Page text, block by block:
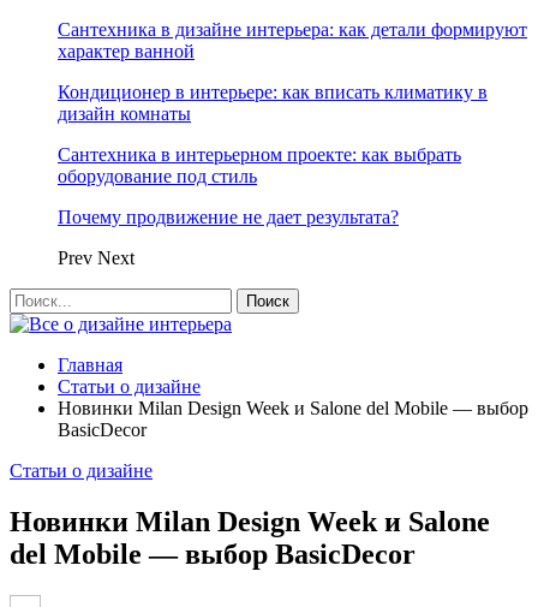
Сантехника в дизайне интерьера: как детали формируют
характер ванной
Кондиционер в интерьере: как вписать климатику в
дизайн комнаты
Сантехника в интерьерном проекте: как выбрать
оборудование под стиль
Почему продвижение не дает результата?
Prev Next
Главная
Статьи о дизайне
Новинки Milan Design Week и Salone del Mobile — выбор
BasicDecor
Статьи о дизайне
Новинки Milan Design Week и Salone
del Mobile — выбор BasicDecor